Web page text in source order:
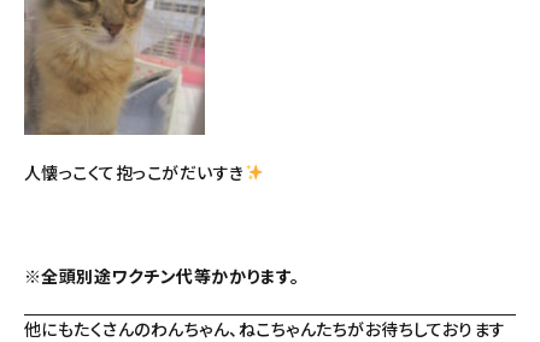
人懐っこくて抱っこがだいすき
※全頭別途ワクチン代等かかります。
他にもたくさんのわんちゃん、ねこちゃんたちがお待ちしております